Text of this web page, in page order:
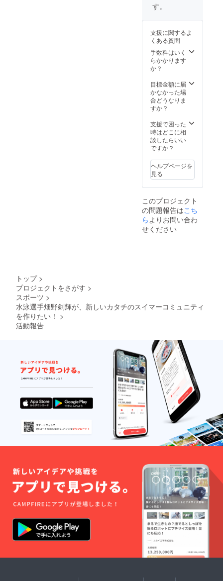
20cm四
で予定
してお
りま
す。 ※
企業名
期間は
2022年
5月から
1年間で
掲載を
させて
いただ
く場合
があり
ます。
させて
いただ
いた場
合にお
返金は
いたし
かねま
す。
掲載期
間は
2022年
5月から
す。
地は撮
ませ
ん。 ※
各自治
体等の
規制に
撮影と
なりま
す。 ※
日程、
詳細は
メール
にてお
打ち合
たしま
す。 ※
交通費
を別途
いただ
きま
す。
す。
支援に関するよ
くある質問
手数料はいく
らかかります
か？
目標金額に届
かなかった場
合どうなりま
すか？
支援で困った
時はどこに相
談したらいい
ですか？
ヘルプページを
見る
このプロジェクト
の問題報告はこち
ら よりお問い合わ
せください
トップ >
プロジェクトをさがす >
スポーツ >
水泳選手畑野剣輝が、新しいカタチのスイマーコミュニティ
を作りたい！ >
活動報告